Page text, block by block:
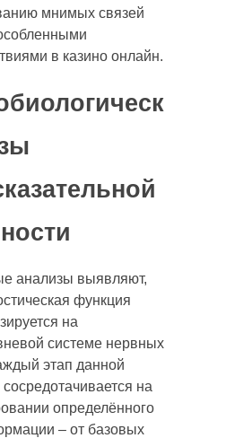
мнимых связей
в казино онлайн.
анализы выявляют,
функция
на
системе нервных
этап данной
сосредотачивается на
определённого
– от базовых